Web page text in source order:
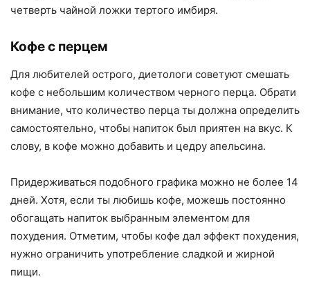
четверть чайной ложки тертого имбиря.
Кофе с перцем
Для любителей острого, диетологи советуют смешать
кофе с небольшим количеством черного перца. Обрати
внимание, что количество перца ты должна определить
самостоятельно, чтобы напиток был приятен на вкус. К
слову, в кофе можно добавить и цедру апельсина.
Придерживаться подобного графика можно не более 14
дней. Хотя, если ты любишь кофе, можешь постоянно
обогащать напиток выбранным элементом для
похудения. Отметим, чтобы кофе дал эффект похудения,
нужно ограничить употребление сладкой и жирной
пищи.